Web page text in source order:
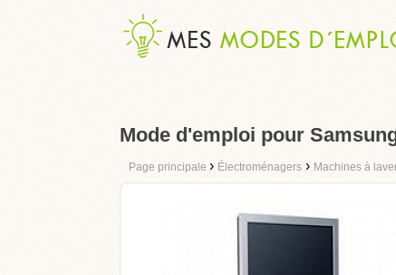
Mode d'emploi pour
Page principale › Électroménagers › Machines à